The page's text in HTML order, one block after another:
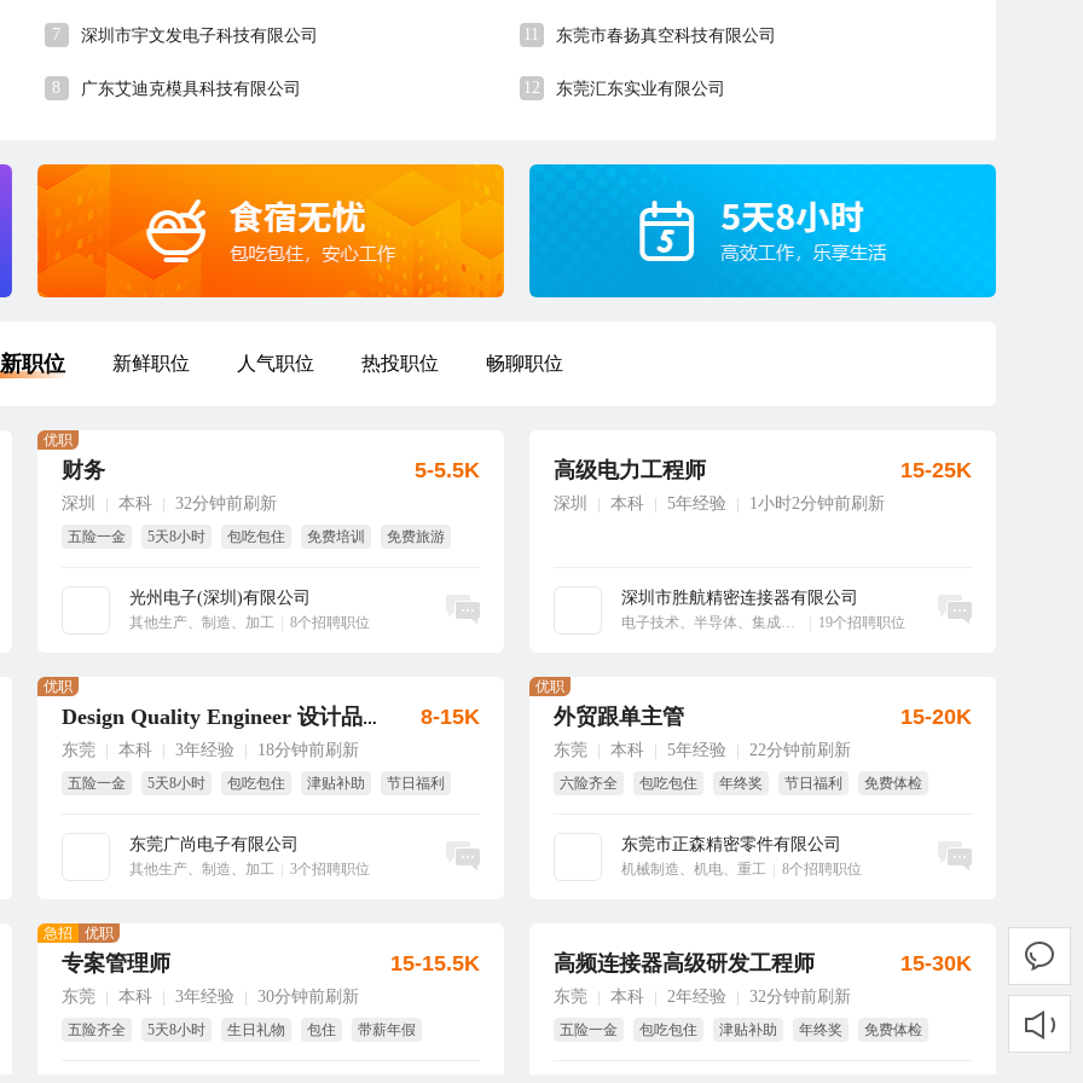
7 深圳市宇文发电子科技有限公司
8 广东艾迪克模具科技有限公司
11 东莞市春扬真空科技有限公司
12 东莞汇东实业有限公司
职位 新鲜职位 人气职位 热投职位 畅聊职位
财务
深圳 本科 32分钟前刷新
五险一金 5天8小时 包吃包住 免费培训
免费旅游
光州电子(深圳)有限公司
其他生产、制造、加工 8个招聘职位
优职
5-5.5K
立即沟通
高级电力工程师
深圳 本科 5年经验 1小时2分钟前刷新
深圳市胜航精密连接器有限公司
电子技术、半导体、集成电路 19个招聘职位
15-25K
立即沟通
Design Quality Engineer 设计品质工程师
东莞 本科 3年经验 18分钟前刷新
五险一金 5天8小时 包吃包住 津贴补助
节日福利
东莞广尚电子有限公司
其他生产、制造、加工 3个招聘职位
优职
8-15K
立即沟通
外贸跟单主管
东莞 本科 5年经验 22分钟前刷新
六险齐全 包吃包住 年终奖 节日福利
免费体检
东莞市正森精密零件有限公司
机械制造、机电、重工 8个招聘职位
优职
15-20K
立即沟通
专案管理师
东莞 本科 3年经验 30分钟前刷新
五险齐全 5天8小时 生日礼物 包住 带薪年假
急招 优职
15-15.5K 高频连接器高级研发工程师
东莞 本科 2年经验 32分钟前刷新
五险一金 包吃包住 津贴补助 年终奖
免费体检
15-30K